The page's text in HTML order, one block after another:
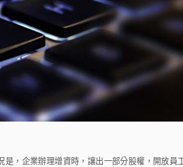
，企業辦理增資時，讓出一部分股權，開放員